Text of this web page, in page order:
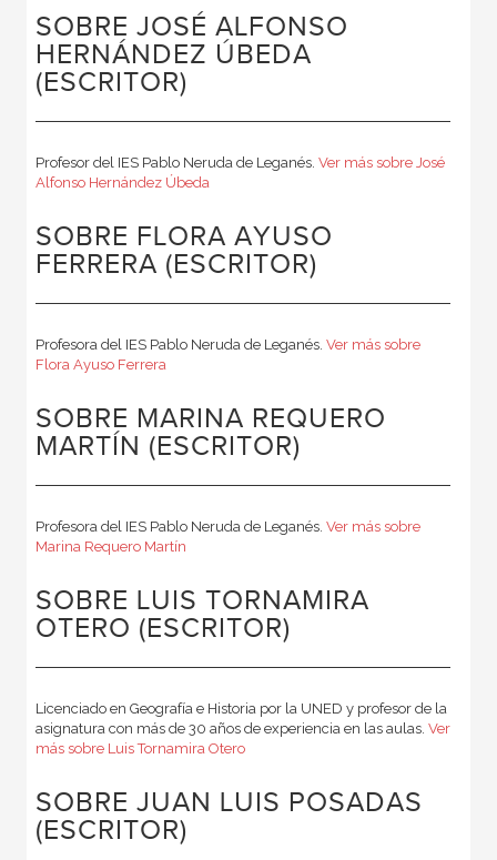
SOBRE JOSÉ ALFONSO
HERNÁNDEZ ÚBEDA
(ESCRITOR)
Profesor del IES Pablo Neruda de Leganés. Ver más sobre José
Alfonso Hernández Úbeda
SOBRE FLORA AYUSO
FERRERA (ESCRITOR)
Profesora del IES Pablo Neruda de Leganés. Ver más sobre
Flora Ayuso Ferrera
SOBRE MARINA REQUERO
MARTÍN (ESCRITOR)
Profesora del IES Pablo Neruda de Leganés. Ver más sobre
Marina Requero Martín
SOBRE LUIS TORNAMIRA
OTERO (ESCRITOR)
Licenciado en Geografía e Historia por la UNED y profesor de la
asignatura con más de 30 años de experiencia en las aulas. Ver
más sobre Luis Tornamira Otero
SOBRE JUAN LUIS POSADAS
(ESCRITOR)